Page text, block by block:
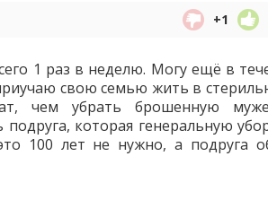
+1
1 раз в неделю. Могу ещё в
свою семью жить в
чем убрать брошенную
которая генеральную
100 лет не нужно, а подруга